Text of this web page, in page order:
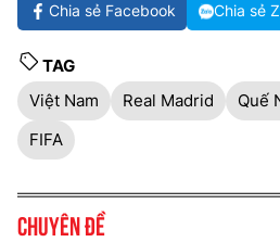
Chia sẻ Facebook Chia sẻ
TAG
Việt Nam
Real Madrid Quế
FIFA
Chuyên đề